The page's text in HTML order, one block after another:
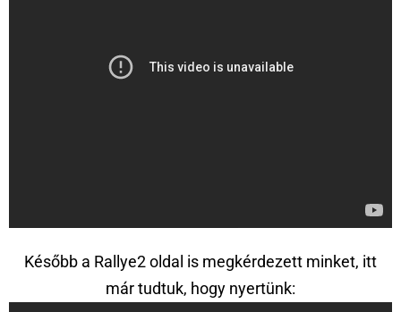
Később a Rallye2 oldal is megkérdezett minket, itt
már tudtuk, hogy nyertünk: